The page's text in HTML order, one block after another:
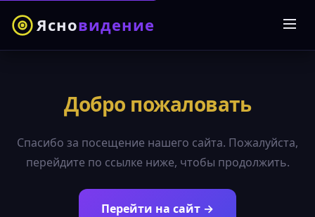
Ясновидение
Добро пожаловать
Спасибо за посещение нашего сайта. Пожалуйста,
перейдите по ссылке ниже, чтобы продолжить.
Перейти на сайт →